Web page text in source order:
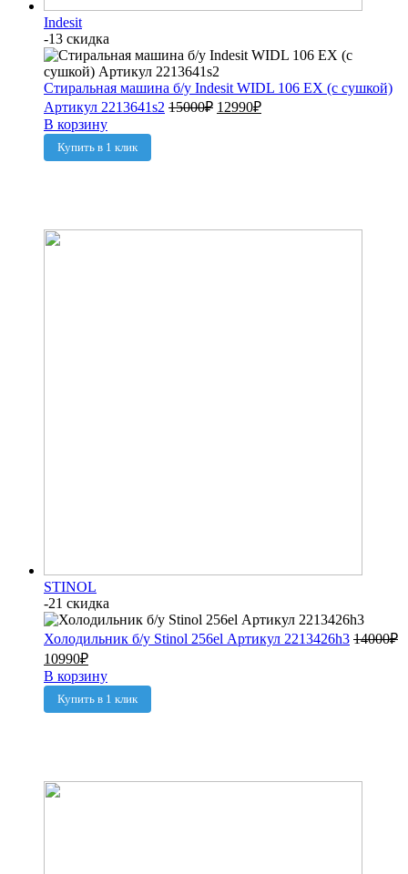
Indesit
-13 скидка
Стиральная машина б/у Indesit WIDL 106 EX (с сушкой)
Артикул 2213641s2 15000₽ 12990₽
В корзину
Купить в 1 клик
STINOL
-21 скидка
Холодильник б/у Stinol 256el Артикул 2213426h3 14000₽
10990₽
В корзину
Купить в 1 клик